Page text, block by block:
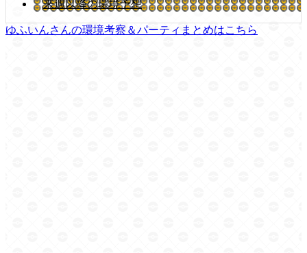
来週以降の環境予想
ゆふいんさんの環境考察＆パーティまとめはこちら